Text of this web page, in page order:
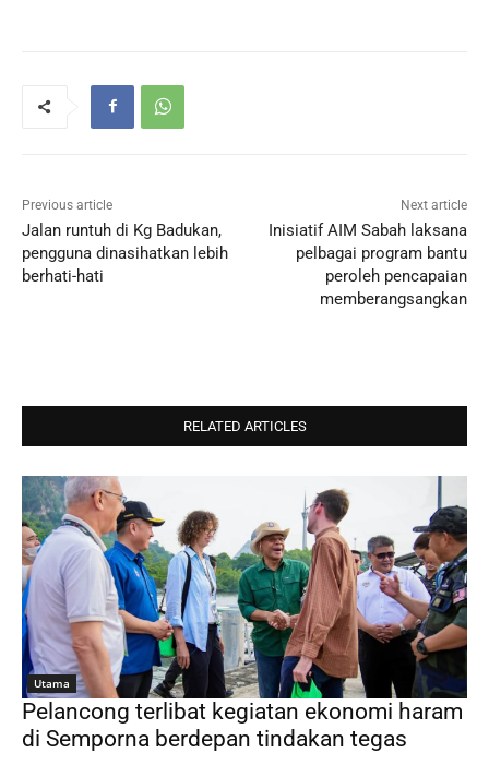
Previous article
Jalan runtuh di Kg Badukan,
pengguna dinasihatkan lebih
berhati-hati
Next article
Inisiatif AIM Sabah laksana
pelbagai program bantu
peroleh pencapaian
memberangsangkan
RELATED ARTICLES
Utama
Pelancong terlibat kegiatan ekonomi haram
di Semporna berdepan tindakan tegas